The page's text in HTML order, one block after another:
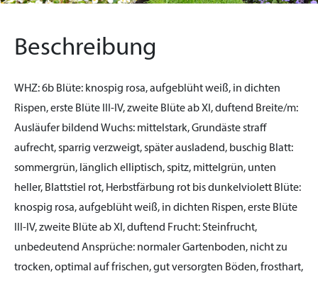
Beschreibung
WHZ:6b Blüte: knospig rosa, aufgeblüht weiß, in dichten
Rispen, erste Blüte III-IV, zweite Blüte ab XI, duftend Breite/m:
Ausläufer bildend Wuchs: mittelstark, Grundäste straff
aufrecht, sparrig verzweigt, später ausladend, buschig Blatt:
sommergrün, länglich elliptisch, spitz, mittelgrün, unten
heller, Blattstiel rot, Herbstfärbung rot bis dunkelviolett Blüte:
knospig rosa, aufgeblüht weiß, in dichten Rispen, erste Blüte
III-IV, zweite Blüte ab XI, duftend Frucht:Steinfrucht,
unbedeutend Ansprüche: normaler Gartenboden, nicht zu
trocken, optimal auf frischen, gut versorgten Böden, frosthart,